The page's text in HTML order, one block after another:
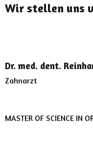
Wir stellen uns
Dr. med. dent.
Zahnarzt
MASTER OF SCIENCE IN